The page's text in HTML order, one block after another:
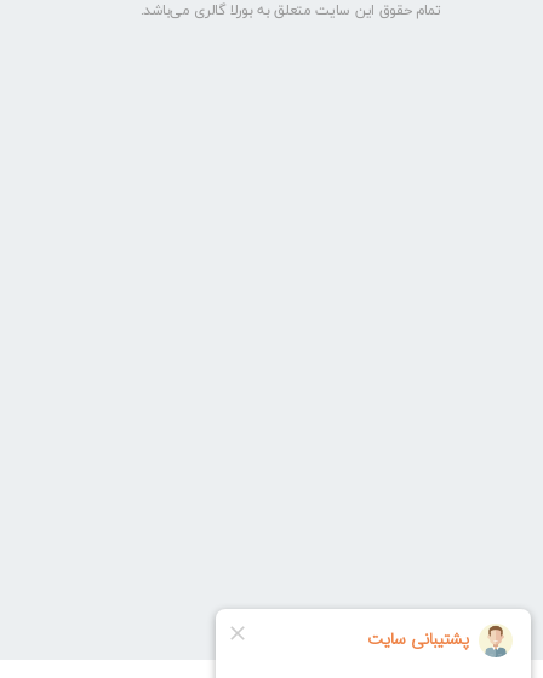
تمام حقوق این سایت متعلق به بورلا گالری می‌باشد.